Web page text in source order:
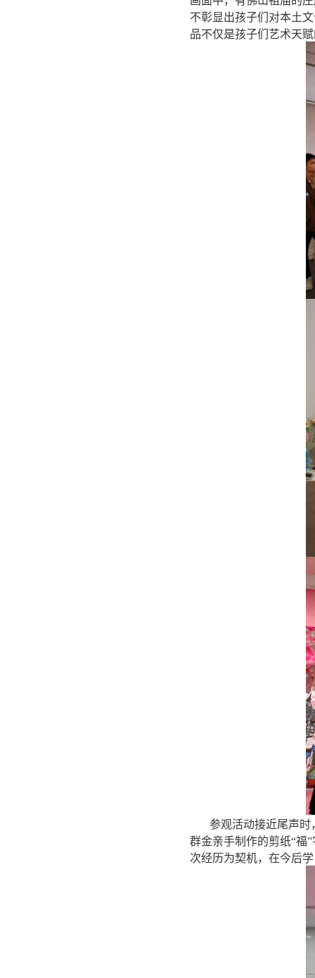
不彰显出孩子们对本土
品不仅是孩子们艺术天
参观活动接近尾声时
群金亲手制作的剪纸“福
次经历为契机，在今后